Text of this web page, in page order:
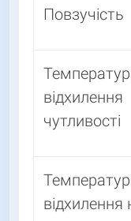
Повзучість
відхилення
чутливості
відхилення